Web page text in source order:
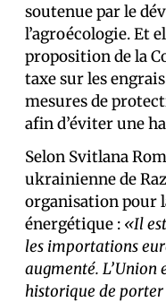
soutenue par le
l’agroécologie. Et
proposition de la
taxe sur les
mesures de
afin d’éviter une
Selon Svitlana
ukrainienne de
organisation pour
énergétique : «Il
les importations
augmenté. L’Union
historique de